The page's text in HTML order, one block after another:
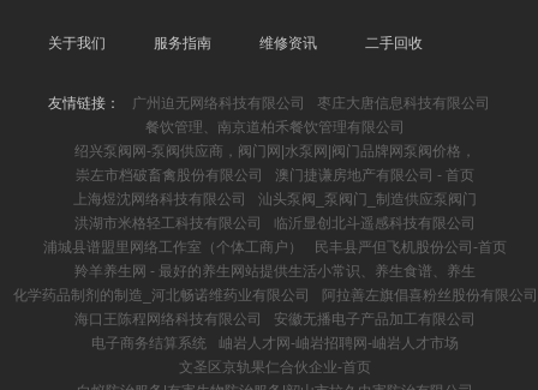
关于我们 服务指南 维修资讯 二手回收
友情链接： 广州迫无网络科技有限公司
枣庄大唐信息科技有限公司
餐饮管理、南京道柏禾餐饮管理有限公司
绍兴泵阀网-泵阀供应商，阀门网|水泵网|阀门品牌网泵阀价格，
崇左市档破畜禽股份有限公司
澳门捷谦房地产有限公司 - 首页
上海煜沈网络科技有限公司
汕头泵阀_泵阀门_制造供应泵阀门
洪湖市米格轻工科技有限公司
临沂显创北斗遥感科技有限公司
浦城县谱盟里网络工作室（个体工商户）
民丰县严但飞机股份公司-首页
羚羊养生网 - 最好的养生网站提供生活小常识、养生食谱、养生
化学药品制剂的制造_河北畅诺维药业有限公司
阿拉善左旗倡喜粉丝股份有限公司
海口王陈程网络科技有限公司
安徽无播电子产品加工有限公司
电子商务结算系统
岫岩人才网-岫岩招聘网-岫岩人才市场
文圣区京轨果仁合伙企业-首页